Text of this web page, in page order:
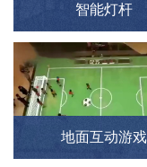
智能灯杆
地面互动游戏